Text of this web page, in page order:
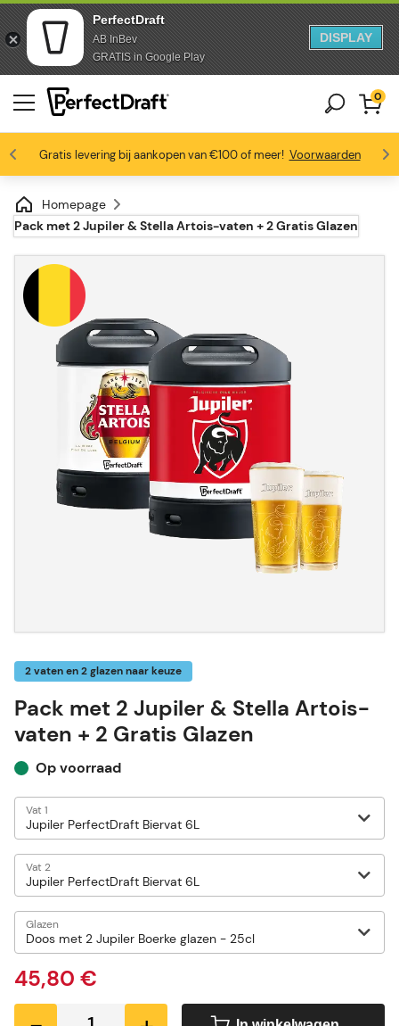
PerfectDraft
AB InBev
GRATIS in Google Play
DISPLAY
Doorgaan naar artikel
Ga naar voettekst
Gratis levering bij aankopen van €100 of meer! Voorwaarden
Profiteer van -10% vanaf 3 vaten
Bierliefhebbers zijn dol op ons 4.6/5
0
Homepage
Pack met 2 Jupiler & Stella Artois-vaten + 2 Gratis Glazen
2 vaten en 2 glazen naar keuze
Pack met 2 Jupiler & Stella Artois-
vaten + 2 Gratis Glazen
Op voorraad
Vat 1
Vat 2
Glazen
45,80 €